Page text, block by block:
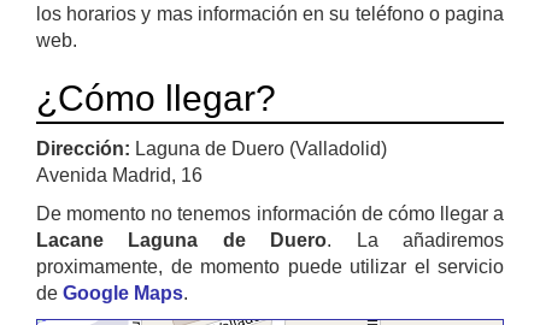
los horarios y mas información en su teléfono o pagina
web.
¿Cómo llegar?
Dirección: Laguna de Duero (Valladolid)
Avenida Madrid, 16
De momento no tenemos información de cómo llegar a
Lacane Laguna de Duero. La añadiremos
proximamente, de momento puede utilizar el servicio
de Google Maps.